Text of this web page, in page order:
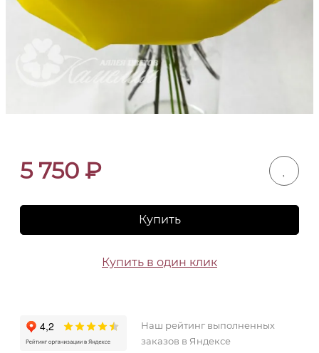
5 750 ₽
Купить
Купить в один клик
Наш рейтинг выполненных
заказов в Яндексе